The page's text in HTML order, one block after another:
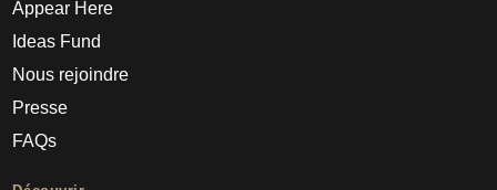
Appear Here
Ideas Fund
Nous rejoindre
Presse
FAQs